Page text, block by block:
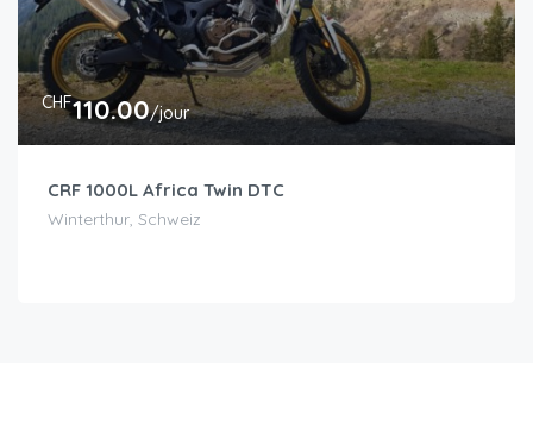
CHF110.00/jour
CRF 1000L Africa Twin DTC
Winterthur, Schweiz